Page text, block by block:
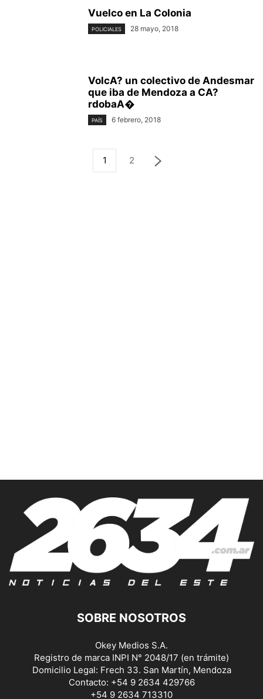
Vuelco en La Colonia
POLICIALES 28 mayo, 2018
VolcA? un colectivo de Andesmar
que iba de Mendoza a CA?
rdobaA�
PAÍS 6 febrero, 2018
1 2
SOBRE NOSOTROS
Okey Medios S.A.
Registro de marca INPI N° 2048/17 (en trámite)
Domicilio Legal: Frech 33. San Martín, Mendoza
Contacto: +54 9 2634 429766
+54 9 2634 713310